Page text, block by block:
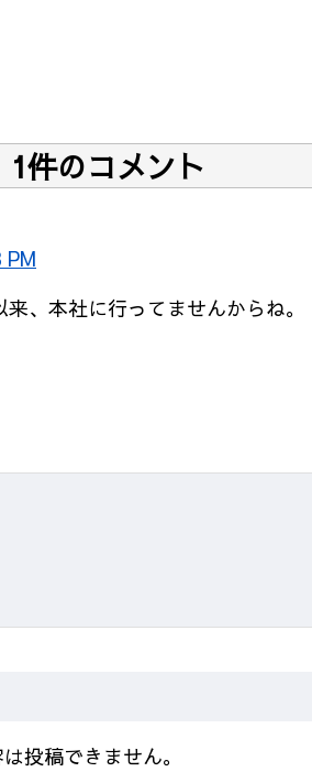
1件のコメント
PM
、本社に行ってませんからね。
投稿できません。